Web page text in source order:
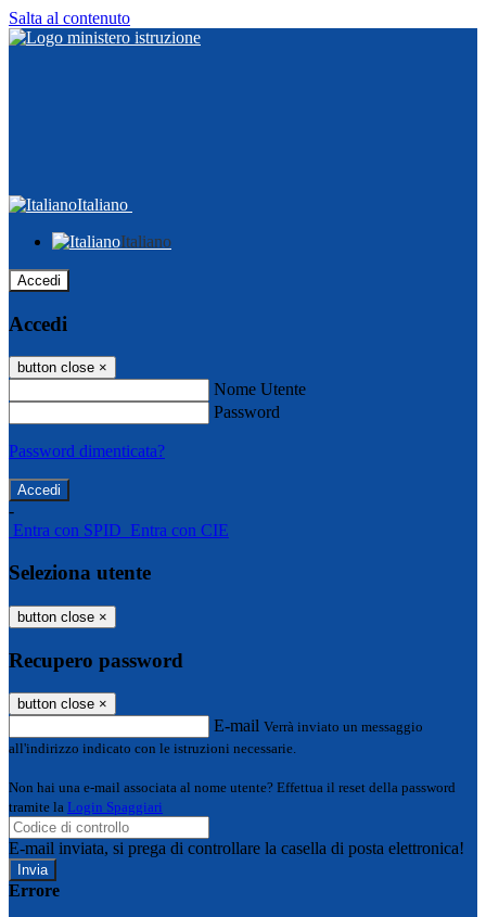
Salta al contenuto
Italiano
Italiano
Accedi
Accedi
button close ×
Nome Utente
Password
Password dimenticata?
-
Entra con SPID Entra con CIE
Seleziona utente
button close ×
Recupero password
button close ×
E-mail Verrà inviato un messaggio
all'indirizzo indicato con le istruzioni necessarie.
Non hai una e-mail associata al nome utente? Effettua il reset della password
tramite la Login Spaggiari
E-mail inviata, si prega di controllare la casella di posta elettronica!
Errore